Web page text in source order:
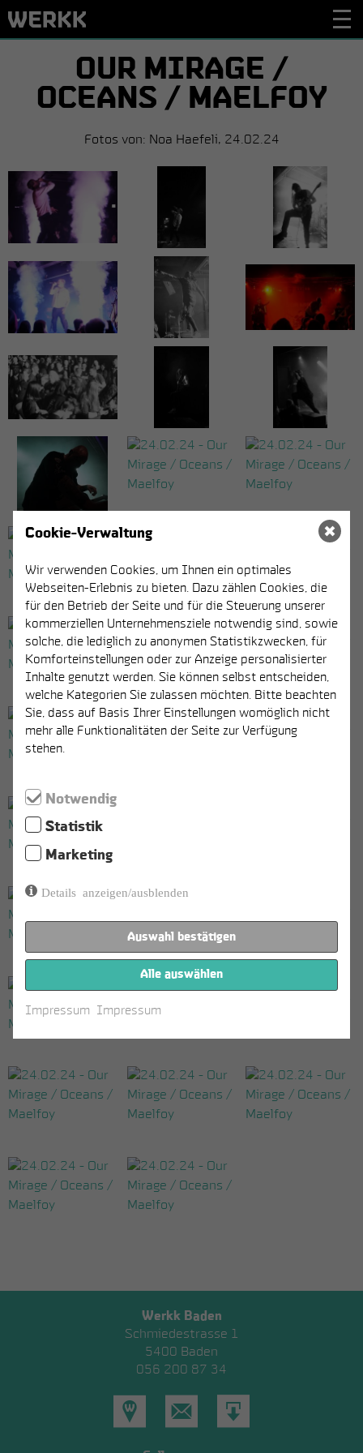
OUR MIRAGE /
OCEANS / MAELFOY
Fotos von: Noa Haefeli, 24.02.24
Werkk Baden
Schmiedestrasse 1
5400 Baden
056 200 87 34
Standort
E-
Cookie-Verwaltung
Wir verwenden Cookies, um Ihnen ein optimales
Webseiten-Erlebnis zu bieten. Dazu zählen Cookies, die
für den Betrieb der Seite und für die Steuerung unserer
kommerziellen Unternehmensziele notwendig sind, sowie
solche, die lediglich zu anonymen Statistikzwecken, für
Komforteinstellungen oder zur Anzeige personalisierter
Inhalte genutzt werden. Sie können selbst entscheiden,
welche Kategorien Sie zulassen möchten. Bitte beachten
Sie, dass auf Basis Ihrer Einstellungen womöglich nicht
mehr alle Funktionalitäten der Seite zur Verfügung
stehen.
Notwendig
Statistik
Marketing
Details anzeigen/ausblenden
Auswahl bestätigen
Alle auswählen
Impressum Impressum